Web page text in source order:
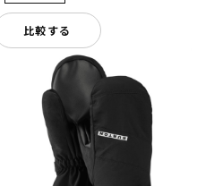
ツ 公式アプリ
もこのアプリで！
比較する